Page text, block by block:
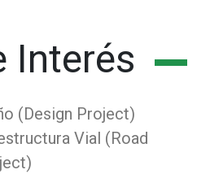
Interés
(Design Project)
Vial (Road